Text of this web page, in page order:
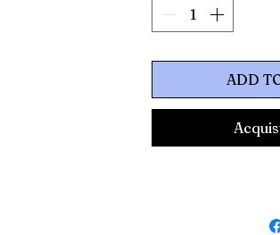
esempio funi  catene  etc.).
degli oggetti da tarare
carroponte/gru   la funzione
Hold   possibile congelare il
ADD